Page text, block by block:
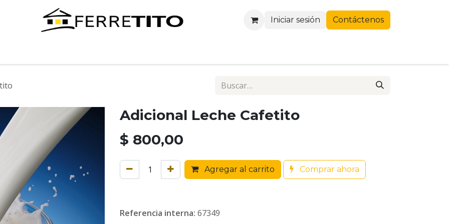
Iniciar sesión Contáctenos
Adicional Leche Cafetito
$ 800,00
Agregar al carrito Comprar ahora
Referencia interna: 67349